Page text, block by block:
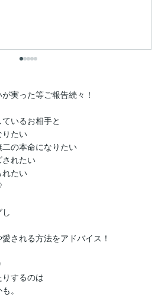
実った等ご報告続々！
いるお相手と
たい
の本命になりたい
れたい
たい
される方法をアドバイス！
するのは
。